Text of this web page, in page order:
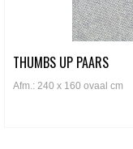
THUMBS UP PAARS
Afm.: 240 x 160 ovaal cm